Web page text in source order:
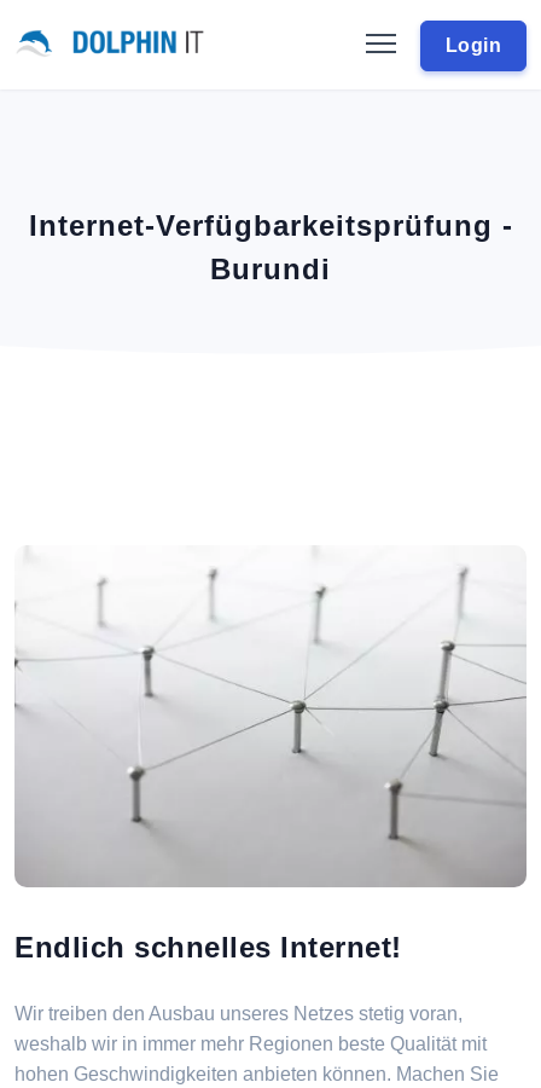
Login
Internet-Verfügbarkeitsprüfung -
Burundi
Endlich schnelles Internet!
Wir treiben den Ausbau unseres Netzes stetig voran,
weshalb wir in immer mehr Regionen beste Qualität mit
hohen Geschwindigkeiten anbieten können. Machen Sie